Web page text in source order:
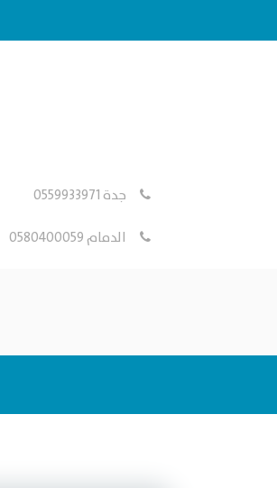
جدة 0559933971
الدمام 0580400059